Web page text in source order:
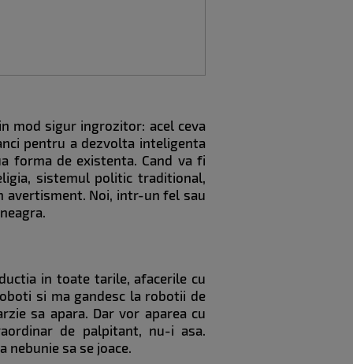
mod sigur ingrozitor: acel ceva
pentru a dezvolta inteligenta
forma de existenta. Cand va fi
sistemul politic traditional,
avertisment. Noi, intr-un fel sau
in toate tarile, afacerile cu
si ma gandesc la robotii de
sa apara. Dar vor aparea cu
de palpitant, nu-i asa.
sa se joace.